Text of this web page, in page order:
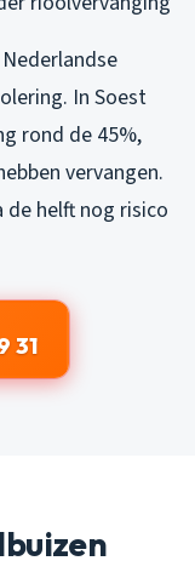
In Soest
rond de 45%,
vervangen.
helft nog risico
31